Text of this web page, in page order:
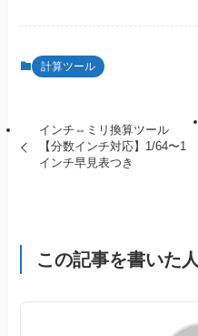
計算ツール
インチ⇔ミリ換算ツール
【分数インチ対応】1/64〜1
インチ早見表つき
この記事を書いた人